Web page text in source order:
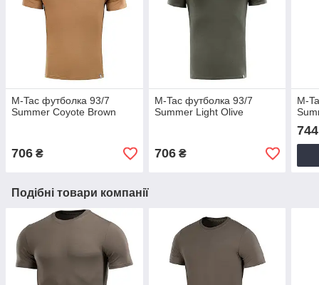
M-Tac футболка 93/7
Summer Coyote Brown
706 ₴
M-Tac футболка 93/7
Summer Light Olive
706₴
M-
744
Подібні товари компанії